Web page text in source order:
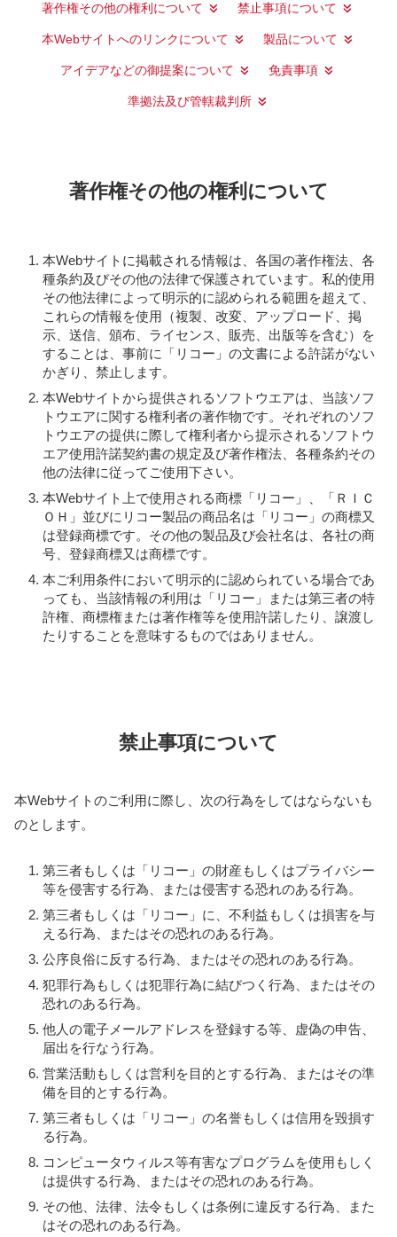
著作権その他の権利について 禁止事項について
本Webサイトへのリンクについて 製品について
アイデアなどの御提案について 免責事項
準拠法及び管轄裁判所
著作権その他の権利について
本Webサイトに掲載される情報は、各国の著作権法、各
種条約及びその他の法律で保護されています。私的使用
その他法律によって明示的に認められる範囲を超えて、
これらの情報を使用（複製、改変、アップロード、掲
示、送信、頒布、ライセンス、販売、出版等を含む）を
することは、事前に「リコー」の文書による許諾がない
かぎり、禁止します。
本Webサイトから提供されるソフトウエアは、当該ソフ
トウエアに関する権利者の著作物です。それぞれのソフ
トウエアの提供に際して権利者から提示されるソフトウ
エア使用許諾契約書の規定及び著作権法、各種条約その
他の法律に従ってご使用下さい。
本Webサイト上で使用される商標「リコー」、「ＲＩＣ
ＯＨ」並びにリコー製品の商品名は「リコー」の商標又
は登録商標です。その他の製品及び会社名は、各社の商
号、登録商標又は商標です。
本ご利用条件において明示的に認められている場合であ
っても、当該情報の利用は「リコー」または第三者の特
許権、商標権または著作権等を使用許諾したり、譲渡し
たりすることを意味するものではありません。
禁止事項について
本Webサイトのご利用に際し、次の行為をしてはならないも
のとします。
第三者もしくは「リコー」の財産もしくはプライバシー
等を侵害する行為、または侵害する恐れのある行為。
第三者もしくは「リコー」に、不利益もしくは損害を与
える行為、またはその恐れのある行為。
公序良俗に反する行為、またはその恐れのある行為。
犯罪行為もしくは犯罪行為に結びつく行為、またはその
恐れのある行為。
他人の電子メールアドレスを登録する等、虚偽の申告、
届出を行なう行為。
営業活動もしくは営利を目的とする行為、またはその準
備を目的とする行為。
第三者もしくは「リコー」の名誉もしくは信用を毀損す
る行為。
コンピュータウィルス等有害なプログラムを使用もしく
は提供する行為、またはその恐れのある行為。
その他、法律、法令もしくは条例に違反する行為、また
はその恐れのある行為。